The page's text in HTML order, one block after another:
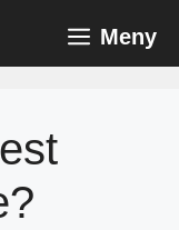
Meny